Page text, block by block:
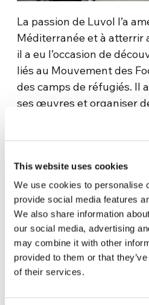
This website uses cookies
We use cookies to personalise
provide social media features
We also share information
our social media, advertising
may combine it with other
provided to them or that
of their services.
La passion de Luvol l’a
Méditerranée et à atterrir
il a eu l’occasion de
liés au Mouvement des
des camps de réfugiés. Il
ses œuvres et organiser
différentes villes de
« En fréquentant ces lieux,
difficiles et même tristes,
marqué, c’est la dignité
personnes. C’est quelque
transmis une valeur que
transmettre à mon tour
d’une autre », explique
mon art, j’aimerais